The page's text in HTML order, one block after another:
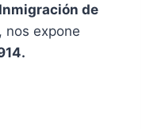
de
, nos expone